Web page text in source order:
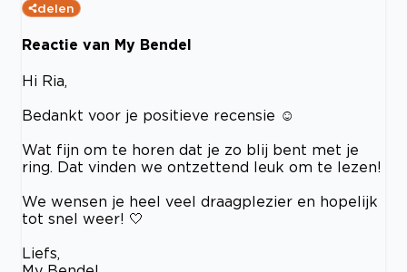
delen
Reactie van My Bendel
Hi Ria,
Bedankt voor je positieve recensie ☺️
Wat fijn om te horen dat je zo blij bent met je
ring. Dat vinden we ontzettend leuk om te lezen!
We wensen je heel veel draagplezier en hopelijk
tot snel weer! 🤍
Liefs,